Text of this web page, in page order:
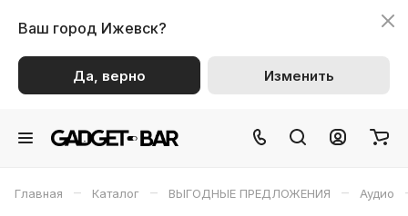
Ваш город Ижевск?
Да, верно Изменить
Главная – Каталог – ВЫГОДНЫЕ ПРЕДЛОЖЕНИЯ – Аудио